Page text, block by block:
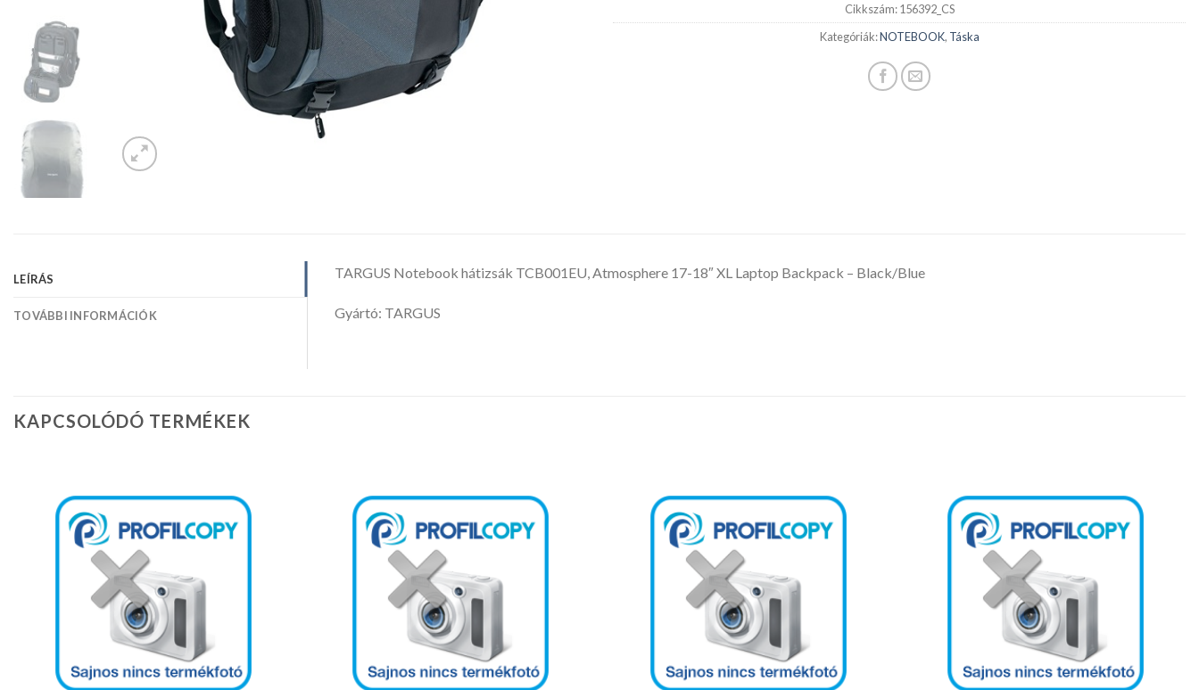
Cikkszám:156392_CS
Kategóriák:NOTEBOOK, Táska
LEÍRÁS
TOVÁBBI INFORMÁCIÓK
TARGUS Notebook hátizsák TCB001EU, Atmosphere 17-18″ XL Laptop Backpack – Black/Blue
Gyártó: TARGUS
KAPCSOLÓDÓ TERMÉKEK
Kedvencekhez Kedvencekhez Kedvencekhez Kedvencekhez